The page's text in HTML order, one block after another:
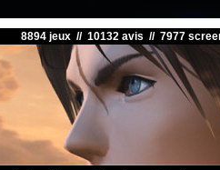
8894 jeux // 10132 avis // 7977